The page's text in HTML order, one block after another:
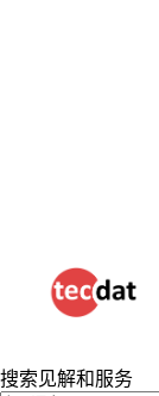
搜索见解和服务